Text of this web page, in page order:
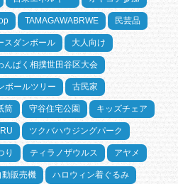
TAMAGAWABRWE 民芸品
スダンボール 大人向け
んぱく相撲世田谷区大会
ボールツリー 古民家
筒 守谷住宅公園 キッズチェア
ツクバハウジングパーク
り ティラノザウルス アヤメ
動販売機 ハロウィン着ぐるみ